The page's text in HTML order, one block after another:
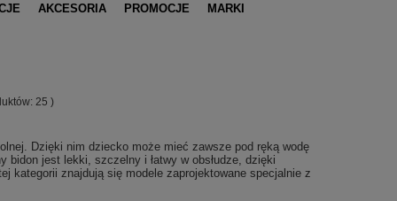
AKCESORIA PROMOCJE MARKI
25 )
Dzięki nim dziecko może mieć zawsze pod ręką wodę
bidon jest lekki, szczelny i łatwy w obsłudze, dzięki
kategorii znajdują się modele zaprojektowane specjalnie z